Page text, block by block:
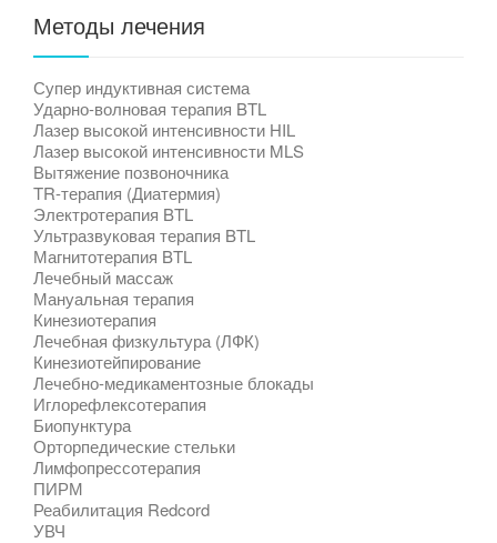
Методы лечения
Супер индуктивная система
Ударно-волновая терапия BTL
Лазер высокой интенсивности HIL
Лазер высокой интенсивности MLS
Вытяжение позвоночника
TR-терапия (Диатермия)
Электротерапия BTL
Ультразвуковая терапия BTL
Магнитотерапия BTL
Лечебный массаж
Мануальная терапия
Кинезиотерапия
Лечебная физкультура (ЛФК)
Кинезиотейпирование
Лечебно-медикаментозные блокады
Иглорефлексотерапия
Биопунктура
Орторпедические стельки
Лимфопрессотерапия
ПИРМ
Реабилитация Redcord
УВЧ